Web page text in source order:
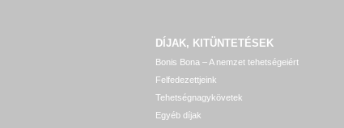
DÍJAK, KITÜNTETÉSEK
Bonis Bona – A nemzet tehetségeiért
Felfedezettjeink
Tehetségnagykövetek
Egyéb díjak